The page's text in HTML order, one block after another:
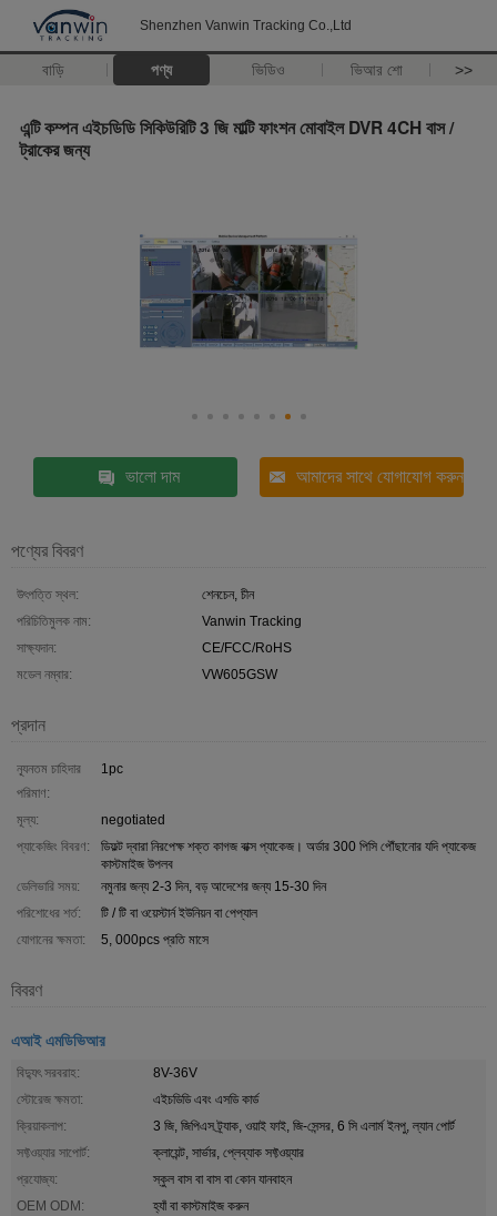
Shenzhen Vanwin Tracking Co.,Ltd
বাড়ি পণ্য ভিডিও ভিআর শো >>
এন্টি কম্পন এইচডিডি সিকিউরিটি 3 জি মাল্টি ফাংশন মোবাইল DVR 4CH বাস /
ট্রাকের জন্য
ভালো দাম আমাদের সাথে যোগাযোগ করুন
পণ্যের বিবরণ
উৎপত্তি স্থল:
শেনচেন, চীন
পরিচিতিমুলক নাম:
Vanwin Tracking
সাক্ষ্যদান:
CE/FCC/RoHS
মডেল নম্বার:
VW605GSW
প্রদান
ন্যূনতম চাহিদার
পরিমাণ:
1pc
মূল্য:
negotiated
প্যাকেজিং বিবরণ:
ডিফল্ট দ্বারা নিরপেক্ষ শক্ত কাগজ বাক্স প্যাকেজ। অর্ডার 300 পিসি পৌঁছানোর যদি প্যাকেজ
কাস্টমাইজ উপলব
ডেলিভারি সময়:
নমুনার জন্য 2-3 দিন, বড় আদেশের জন্য 15-30 দিন
পরিশোধের শর্ত:
টি / টি বা ওয়েস্টার্ন ইউনিয়ন বা পেপ্যাল
যোগানের ক্ষমতা:
5, 000pcs প্রতি মাসে
বিবরণ
এআই এমডিভিআর
বিদ্যুৎ সরবরাহ:
8V-36V
স্টোরেজ ক্ষমতা:
এইচডিডি এবং এসডি কার্ড
ক্রিয়াকলাপ:
3 জি, জিপিএস ট্র্যাক, ওয়াই ফাই, জি-সেন্সর, 6 সি এলার্ম ইনপু, ল্যান পোর্ট
সফ্টওয়্যার সাপোর্ট:
ক্লায়েন্ট, সার্ভার, প্লেব্যাক সফ্টওয়্যার
প্রযোজ্য:
স্কুল বাস বা বাস বা কোন যানবাহন
OEM ODM:
হ্যাঁ বা কাস্টমাইজ করুন